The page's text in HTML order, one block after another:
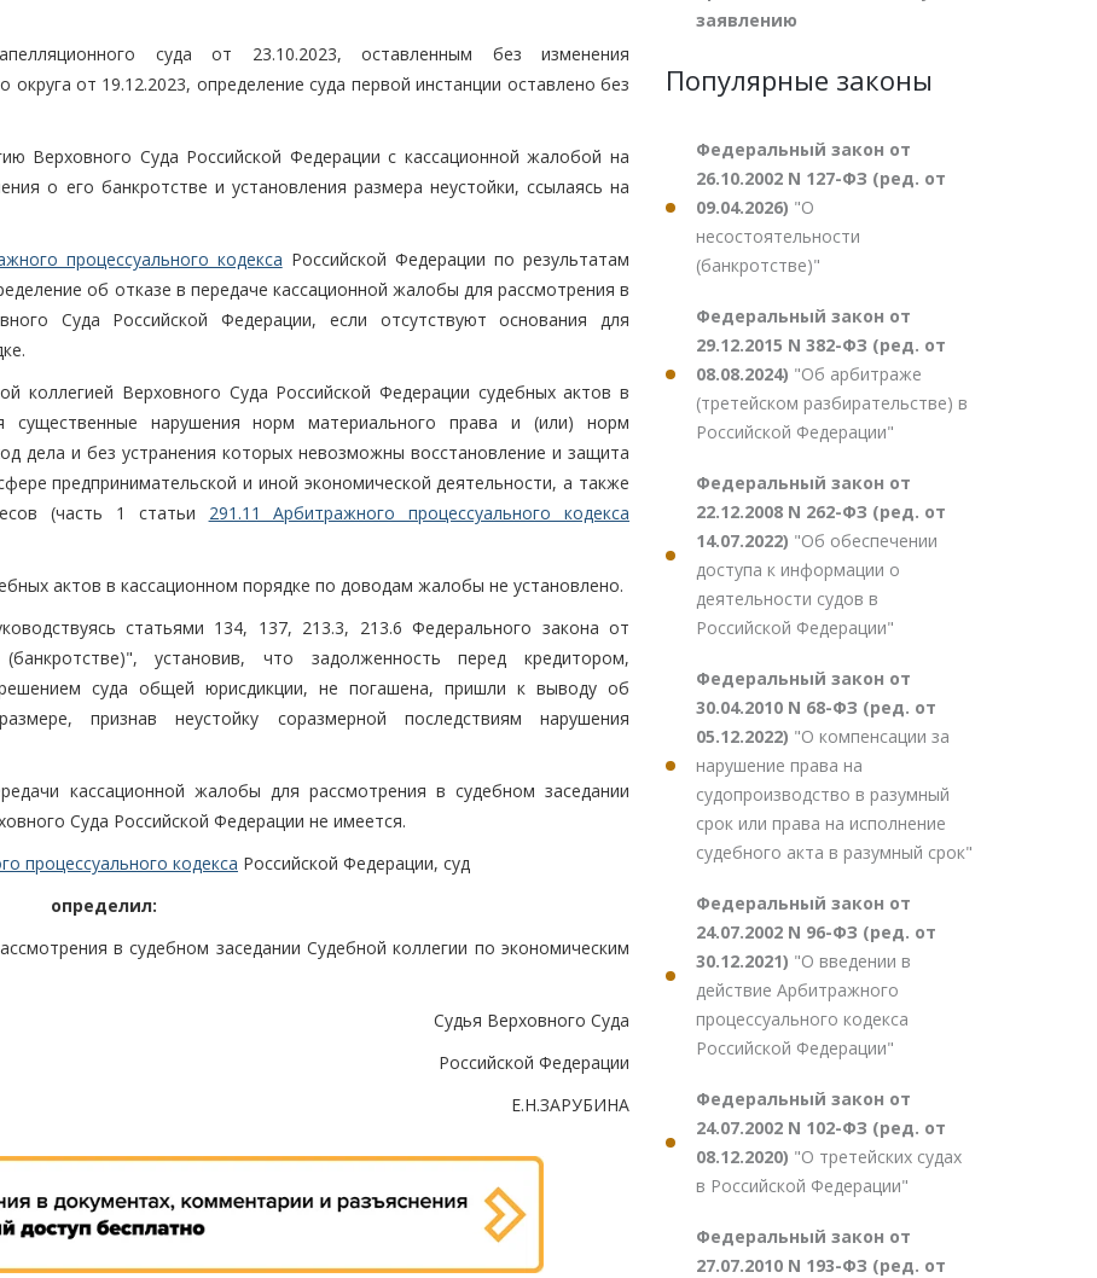
суда от 23.10.2023, оставленным без изменения
от 19.12.2023, определение суда первой инстанции оставлено без
Верховного Суда Российской Федерации с кассационной жалобой на
о его банкротстве и установления размера неустойки, ссылаясь на
процессуального кодекса Российской Федерации по результатам
об отказе в передаче кассационной жалобы для рассмотрения в
Суда Российской Федерации, если отсутствуют основания для
коллегией Верховного Суда Российской Федерации судебных актов в
существенные нарушения норм материального права и (или) норм
дела и без устранения которых невозможны восстановление и защита
предпринимательской и иной экономической деятельности, а также
(часть 1 статьи 291.11 Арбитражного процессуального кодекса
актов в кассационном порядке по доводам жалобы не установлено.
статьями 134, 137, 213.3, 213.6 Федерального закона от
установив, что задолженность перед кредитором,
суда общей юрисдикции, не погашена, пришли к выводу об
признав неустойку соразмерной последствиям нарушения
кассационной жалобы для рассмотрения в судебном заседании
Суда Российской Федерации не имеется.
процессуального кодекса Российской Федерации, суд
определил:
в судебном заседании Судебной коллегии по экономическим
Судья Верховного Суда
Российской Федерации
Е.Н.ЗАРУБИНА
заявлению
Популярные законы
Федеральный закон от
26.10.2002 N 127-ФЗ (ред. от
09.04.2026) "О
несостоятельности
(банкротстве)"
Федеральный закон от
29.12.2015 N 382-ФЗ (ред. от
08.08.2024) "Об арбитраже
(третейском разбирательстве) в
Российской Федерации"
Федеральный закон от
22.12.2008 N 262-ФЗ (ред. от
14.07.2022) "Об обеспечении
доступа к информации о
деятельности судов в
Российской Федерации"
Федеральный закон от
30.04.2010 N 68-ФЗ (ред. от
05.12.2022) "О компенсации за
нарушение права на
судопроизводство в разумный
срок или права на исполнение
судебного акта в разумный срок"
Федеральный закон от
24.07.2002 N 96-ФЗ (ред. от
30.12.2021) "О введении в
действие Арбитражного
процессуального кодекса
Российской Федерации"
Федеральный закон от
24.07.2002 N 102-ФЗ (ред. от
08.12.2020) "О третейских судах
в Российской Федерации"
Федеральный закон от
27.07.2010 N 193-ФЗ (ред. от